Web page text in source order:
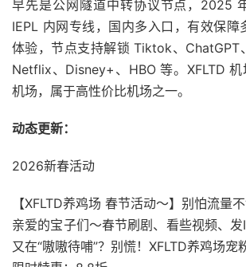
早先是公网隧道中转协议节点，2025
IEPL 内网专线，国内多入口，有效保障
体验，节点支持解锁 Tiktok、ChatGPT
Netflix、Disney+、HBO 等。XFLTD 机
机场，属于高性价比机场之一。
动态更新：
2026新春活动
【XFLTD养鸡场 春节活动～】别怕流量不
亲爱的宝子们～春节刷剧、看些视频、
又在“嗷嗷待哺”？别慌！XFLTD养鸡场宠